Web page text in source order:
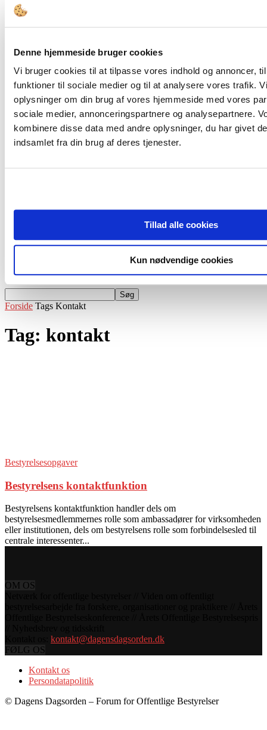
Denne hjemmeside bruger cookies
Vi bruger cookies til at tilpasse vores indhold og annoncer,
funktioner til sociale medier og til at analysere vores trafik.
oplysninger om din brug af vores hjemmeside med vores
sociale medier, annonceringspartnere og analysepartnere.
kombinere disse data med andre oplysninger, du har givet
indsamlet fra din brug af deres tjenester.
Tillad alle cookies
Kun nødvendige cookies
FORSIDE
Bestyrelsesopgaver
Governance
Bestyrelsesledelse
Bestyrelsessammensætning
Den Offentlige Styringskæde
Diversitet
Ejerskab
Compliance & Kodeks
Bestyrelsesstruktur og -processer
Kompetencer
Tips & Guidelines
Cases
Events
Forside Tags Kontakt
Tag: kontakt
Bestyrelsesopgaver
Bestyrelsens kontaktfunktion
Bestyrelsens kontaktfunktion handler dels om
bestyrelsesmedlemmernes rolle som ambassadører for virksomheden
eller institutionen, dels om bestyrelsens rolle som forbindelsesled til
centrale interessenter...
OM OS
kontakt@dagensdagsorden.dk
FØLG OS
Kontakt os
Persondatapolitik
© Dagens Dagsorden – Forum for Offentlige Bestyrelser